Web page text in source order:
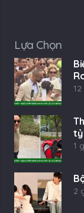
Lựa Chọn
tỷ
1
2